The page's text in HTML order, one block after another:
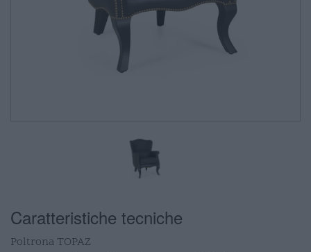
Caratteristiche tecniche
Poltrona TOPAZ